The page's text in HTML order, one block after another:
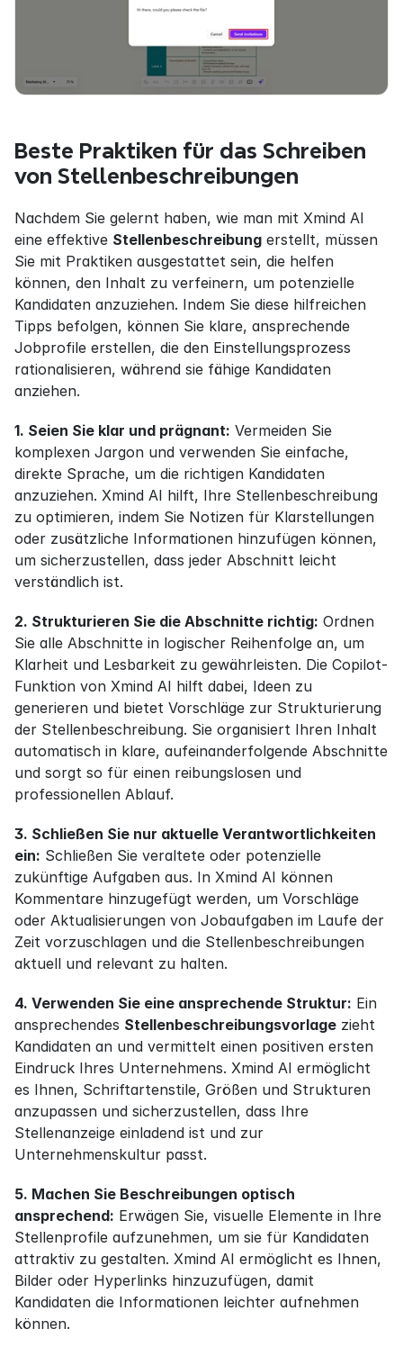
Beste Praktiken für das Schreiben
von Stellenbeschreibungen
Nachdem Sie gelernt haben, wie man mit Xmind AI
eine effektive Stellenbeschreibung erstellt, müssen
Sie mit Praktiken ausgestattet sein, die helfen
können, den Inhalt zu verfeinern, um potenzielle
Kandidaten anzuziehen. Indem Sie diese hilfreichen
Tipps befolgen, können Sie klare, ansprechende
Jobprofile erstellen, die den Einstellungsprozess
rationalisieren, während sie fähige Kandidaten
anziehen.
1. Seien Sie klar und prägnant: Vermeiden Sie
komplexen Jargon und verwenden Sie einfache,
direkte Sprache, um die richtigen Kandidaten
anzuziehen. Xmind AI hilft, Ihre Stellenbeschreibung
zu optimieren, indem Sie Notizen für Klarstellungen
oder zusätzliche Informationen hinzufügen können,
um sicherzustellen, dass jeder Abschnitt leicht
verständlich ist.
2. Strukturieren Sie die Abschnitte richtig: Ordnen
Sie alle Abschnitte in logischer Reihenfolge an, um
Klarheit und Lesbarkeit zu gewährleisten. Die Copilot-
Funktion von Xmind AI hilft dabei, Ideen zu
generieren und bietet Vorschläge zur Strukturierung
der Stellenbeschreibung. Sie organisiert Ihren Inhalt
automatisch in klare, aufeinanderfolgende Abschnitte
und sorgt so für einen reibungslosen und
professionellen Ablauf.
3. Schließen Sie nur aktuelle Verantwortlichkeiten
ein: Schließen Sie veraltete oder potenzielle
zukünftige Aufgaben aus. In Xmind AI können
Kommentare hinzugefügt werden, um Vorschläge
oder Aktualisierungen von Jobaufgaben im Laufe der
Zeit vorzuschlagen und die Stellenbeschreibungen
aktuell und relevant zu halten.
4. Verwenden Sie eine ansprechende Struktur: Ein
ansprechendes Stellenbeschreibungsvorlage zieht
Kandidaten an und vermittelt einen positiven ersten
Eindruck Ihres Unternehmens. Xmind AI ermöglicht
es Ihnen, Schriftartenstile, Größen und Strukturen
anzupassen und sicherzustellen, dass Ihre
Stellenanzeige einladend ist und zur
Unternehmenskultur passt.
5. Machen Sie Beschreibungen optisch
ansprechend: Erwägen Sie, visuelle Elemente in Ihre
Stellenprofile aufzunehmen, um sie für Kandidaten
attraktiv zu gestalten. Xmind AI ermöglicht es Ihnen,
Bilder oder Hyperlinks hinzuzufügen, damit
Kandidaten die Informationen leichter aufnehmen
können.